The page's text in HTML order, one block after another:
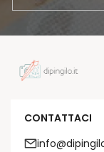
CONTATTACI